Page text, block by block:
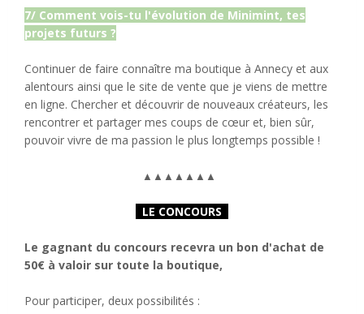
7/ Comment vois-tu l'évolution de Minimint, tes
projets futurs ?
Continuer de faire connaître ma boutique à Annecy et aux
alentours ainsi que le site de vente que je viens de mettre
en ligne. Chercher et découvrir de nouveaux créateurs, les
rencontrer et partager mes coups de cœur et, bien sûr,
pouvoir vivre de ma passion le plus longtemps possible !
▲ ▲ ▲ ▲ ▲ ▲ ▲
LE CONCOURS
Le gagnant du concours recevra un bon d'achat de
50€ à valoir sur toute la boutique,
Pour participer, deux possibilités :